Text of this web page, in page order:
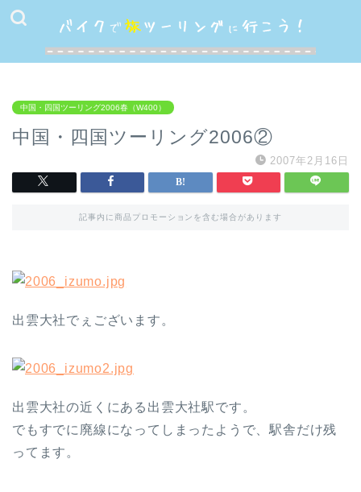
中国・四国ツーリング2006春（W400）
中国・四国ツーリング2006②
2007年2月16日
記事内に商品プロモーションを含む場合があります
出雲大社でぇございます。
出雲大社の近くにある出雲大社駅です。
でもすでに廃線になってしまったようで、駅舎だけ残
ってます。